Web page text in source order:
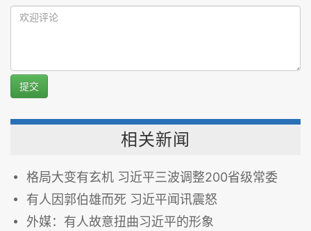
提交
相关新闻
格局大变有玄机 习近平三波调整200省级常委
有人因郭伯雄而死 习近平闻讯震怒
外媒：有人故意扭曲习近平的形象